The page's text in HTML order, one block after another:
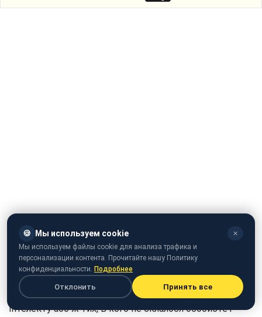
"Зрадофілія" характерна для людей з низьким рівнем
інтелекту або ж тих, в кого не склалося особисте і
🍪 Мы используем cookie ✕
Мы используем файлы cookie для анализа трафика и
персонализации контента. Прочитайте нашу Политику
конфиденциальности. Подробнее
Отклонить Принять все